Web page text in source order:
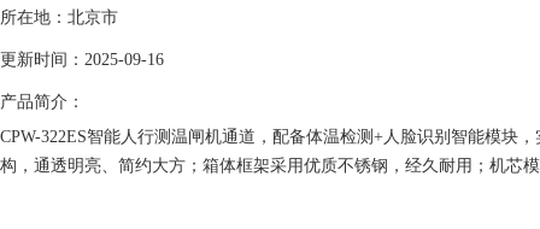
所在地：北京市
更新时间：2025-09-16
产品简介：
CPW-322ES智能人行测温闸机通道，配备体温检测+人脸识别智能模块
构，通透明亮、简约大方；箱体框架采用优质不锈钢，经久耐用；机芯